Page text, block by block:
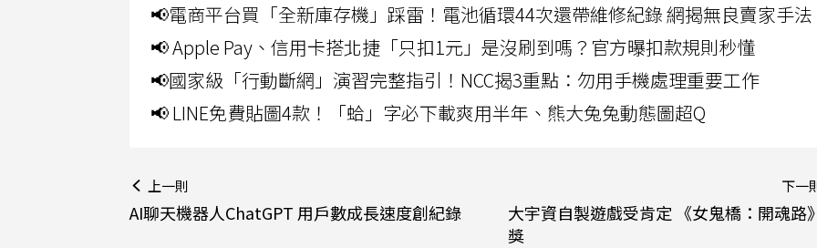
📢電商平台買「全新庫存機」踩雷！電池循環44次還帶維修紀錄 網揭無良賣家手法
📢 Apple Pay、信用卡搭北捷「只扣1元」是沒刷到嗎？官方曝扣款規則秒懂
📢國家級「行動斷網」演習完整指引！NCC揭3重點：勿用手機處理重要工作
📢 LINE免費貼圖4款！「蛤」字必下載爽用半年、熊大兔兔動態圖超Q
上一則
AI聊天機器人ChatGPT 用戶數成長速度創紀錄
下一
大宇資自製遊戲受肯定 《女鬼橋：開魂路
獎